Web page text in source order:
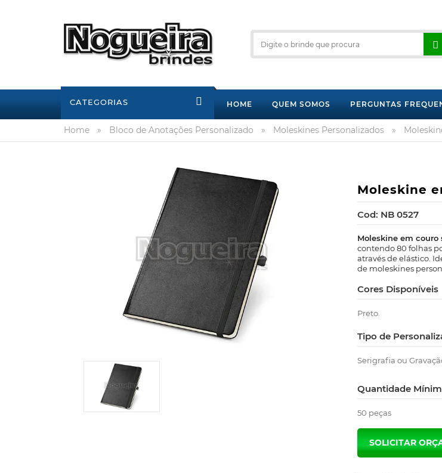
CATEGORIAS HOME QUEM SOMOS PERGUNTAS
Home » Bloco de Anotações Personalizado » Moleskines Personalizados »
Moleskine
Cod: NB 0527
Moleskine em
contendo 80 folhas
através de elástico.
de moleskines
Cores Disponíveis
Preto.
Tipo de
Serigrafia ou
Quantidade
50 peças